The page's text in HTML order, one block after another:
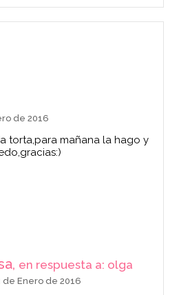
de 2016
torta,para mañana la hago y
en respuesta a: olga
de Enero de 2016